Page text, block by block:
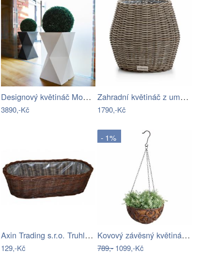
Designový květináč Monumo VALENCIA
3890,-Kč
Zahradní květináč z umělého ratanu…
1790,-Kč
Axin Trading s.r.o. Truhlík vrbový…
129,-Kč
- 1%
Kovový závěsný květináč ø 30 cm –…
789,-1099,-Kč